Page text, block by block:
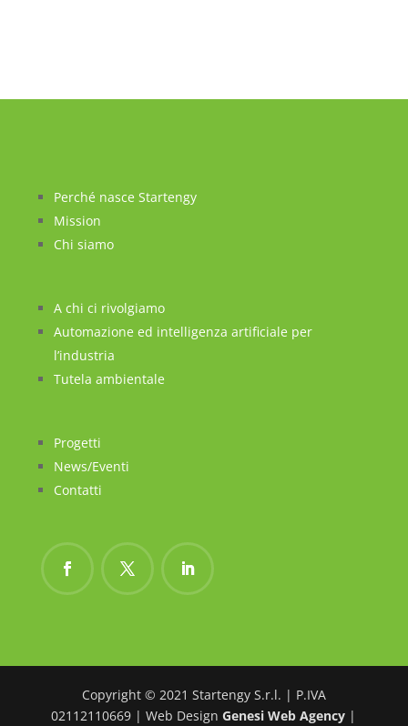
Perché nasce Startengy
Mission
Chi siamo
A chi ci rivolgiamo
Automazione ed intelligenza artificiale per
l’industria
Tutela ambientale
Progetti
News/Eventi
Contatti
Copyright © 2021 Startengy S.r.l. | P.IVA
02112110669 | Web DesignGenesi Web Agency |